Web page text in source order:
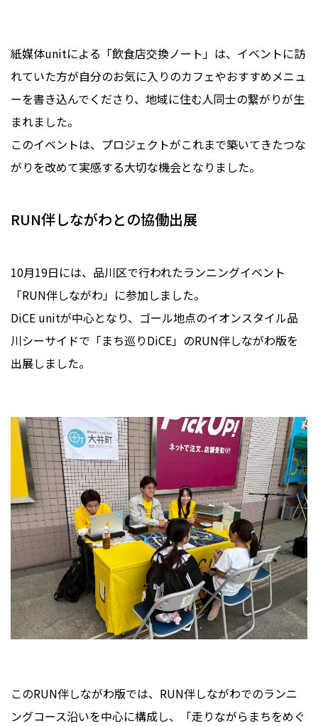
紙媒体unitによる「飲食店交換ノート」は、イベントに訪
れていた方が自分のお気に入りのカフェやおすすめメニュ
ーを書き込んでくださり、地域に住む人同士の繋がりが生
まれました。
このイベントは、プロジェクトがこれまで築いてきたつな
がりを改めて実感する大切な機会となりました。
RUN伴しながわとの協働出展
10月19日には、品川区で行われたランニングイベント
「RUN伴しながわ」に参加しました。
DiCE unitが中心となり、ゴール地点のイオンスタイル品
川シーサイドで「まち巡りDiCE」のRUN伴しながわ版を
出展しました。
このRUN伴しながわ版では、RUN伴しながわでのランニ
ングコース沿いを中心に構成し、「走りながらまちをめぐ